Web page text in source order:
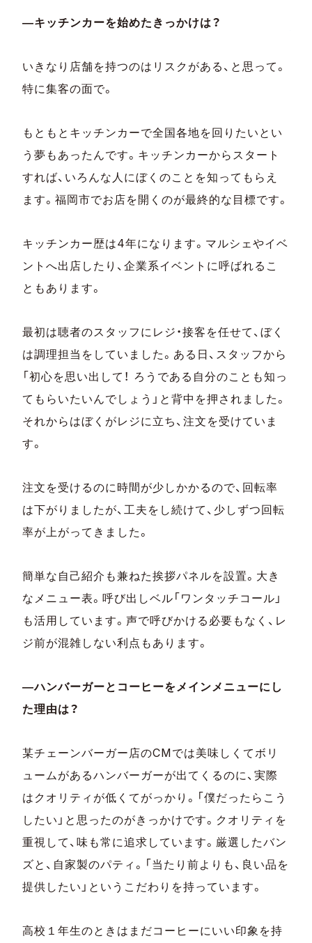
―キッチンカーを始めたきっかけは？
いきなり店舗を持つのはリスクがある、と思って。
特に集客の面で。
もともとキッチンカーで全国各地を回りたいとい
う夢もあったんです。キッチンカーからスタート
すれば、いろんな人にぼくのことを知ってもらえ
ます。福岡市でお店を開くのが最終的な目標です。
キッチンカー歴は4年になります。マルシェやイベ
ントへ出店したり、企業系イベントに呼ばれるこ
ともあります。
最初は聴者のスタッフにレジ・接客を任せて、ぼく
は調理担当をしていました。ある日、スタッフから
「初心を思い出して！ ろうである自分のことも知っ
てもらいたいんでしょう」と背中を押されました。
それからはぼくがレジに立ち、注文を受けていま
す。
注文を受けるのに時間が少しかかるので、回転率
は下がりましたが、工夫をし続けて、少しずつ回転
率が上がってきました。
簡単な自己紹介も兼ねた挨拶パネルを設置。大き
なメニュー表。呼び出しベル「ワンタッチコール」
も活用しています。声で呼びかける必要もなく、レ
ジ前が混雑しない利点もあります。
―ハンバーガーとコーヒーをメインメニューにし
た理由は？
某チェーンバーガー店のCMでは美味しくてボリ
ュームがあるハンバーガーが出てくるのに、実際
はクオリティが低くてがっかり。「僕だったらこう
したい」と思ったのがきっかけです。クオリティを
重視して、味も常に追求しています。厳選したバン
ズと、自家製のパティ。「当たり前よりも、良い品を
提供したい」というこだわりを持っています。
高校１年生のときはまだコーヒーにいい印象を持